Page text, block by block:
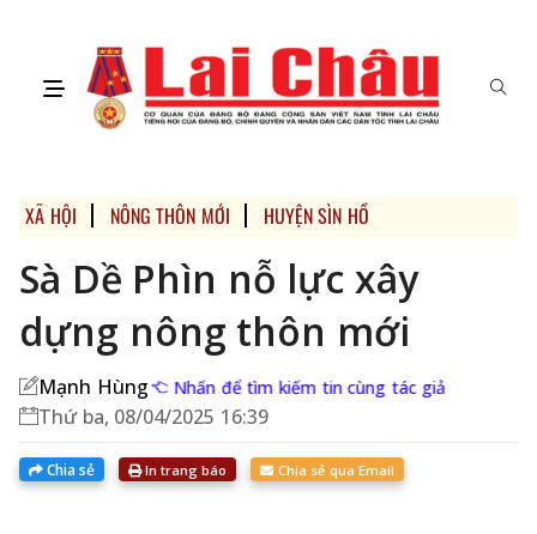
XÃ HỘI NÔNG THÔN MỚI HUYỆN SÌN HỒ
Sà Dề Phìn nỗ lực xây
dựng nông thôn mới
Mạnh Hùng Nhấn để tìm kiếm tin cùng tác giả
Thứ ba, 08/04/2025 16:39
Chia sẻ In trang báo Chia sẻ qua Email